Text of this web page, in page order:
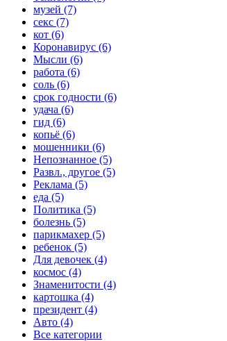
музей (7)
секс (7)
кот (6)
Коронавирус (6)
Мысли (6)
работа (6)
соль (6)
срок годности (6)
удача (6)
гид (6)
копьё (6)
мошенники (6)
Непознанное (5)
Развл., другое (5)
Реклама (5)
еда (5)
Политика (5)
болезнь (5)
парикмахер (5)
ребенок (5)
Для девочек (4)
космос (4)
Знаменитости (4)
картошка (4)
президент (4)
Авто (4)
Все категории